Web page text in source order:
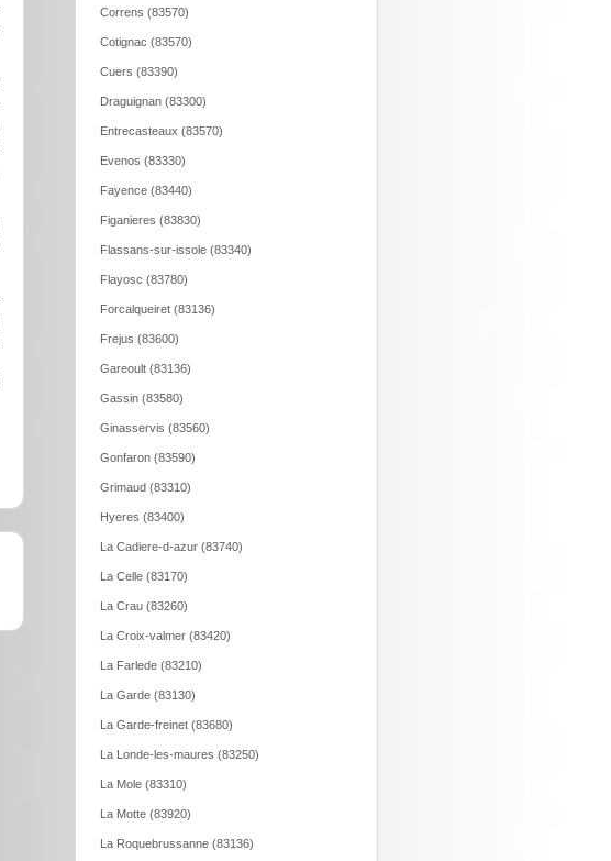
Correns (83570)
Cotignac (83570)
Cuers (83390)
Draguignan (83300)
Entrecasteaux (83570)
Evenos (83330)
Fayence (83440)
Figanieres (83830)
Flassans-sur-issole (83340)
Flayosc (83780)
Forcalqueiret (83136)
Frejus (83600)
Gareoult (83136)
Gassin (83580)
Ginasservis (83560)
Gonfaron (83590)
Grimaud (83310)
Hyeres (83400)
La Cadiere-d-azur (83740)
La Celle (83170)
La Crau (83260)
La Croix-valmer (83420)
La Farlede (83210)
La Garde (83130)
La Garde-freinet (83680)
La Londe-les-maures (83250)
La Mole (83310)
La Motte (83920)
La Roquebrussanne (83136)